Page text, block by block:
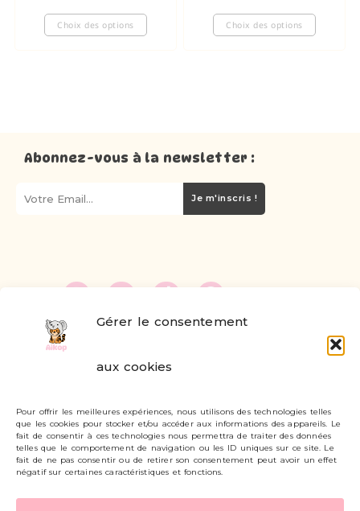
Gérer le consentement
aux cookies
Pour offrir les meilleures expériences, nous utilisons des technologies telles
que les cookies pour stocker et/ou accéder aux informations des appareils. Le
fait de consentir à ces technologies nous permettra de traiter des données
telles que le comportement de navigation ou les ID uniques sur ce site. Le
fait de ne pas consentir ou de retirer son consentement peut avoir un effet
négatif sur certaines caractéristiques et fonctions.
Choix des options Choix des options
Abonnez-vous à la newsletter :
Je m'inscris !
Livraisons et retours
Mon compte
Carte cadeau